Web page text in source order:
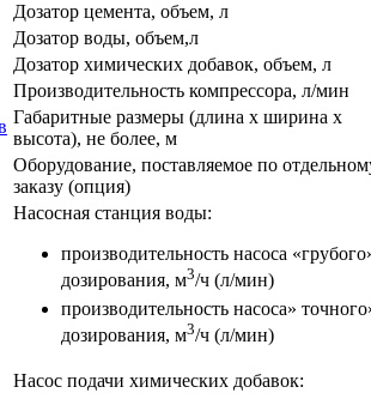
Дозатор цемента, объем, л
Дозатор воды, объем,л
Дозатор химических добавок, объем, л
Производительность компрессора, л/мин
Габаритные размеры (длина x ширина x
высота), не более, м
Оборудование, поставляемое по
заказу (опция)
Насосная станция воды:
производительность насоса
дозирования, м3/ч (л/мин)
производительность насоса»
дозирования, м3/ч (л/мин)
Насос подачи химических добавок: